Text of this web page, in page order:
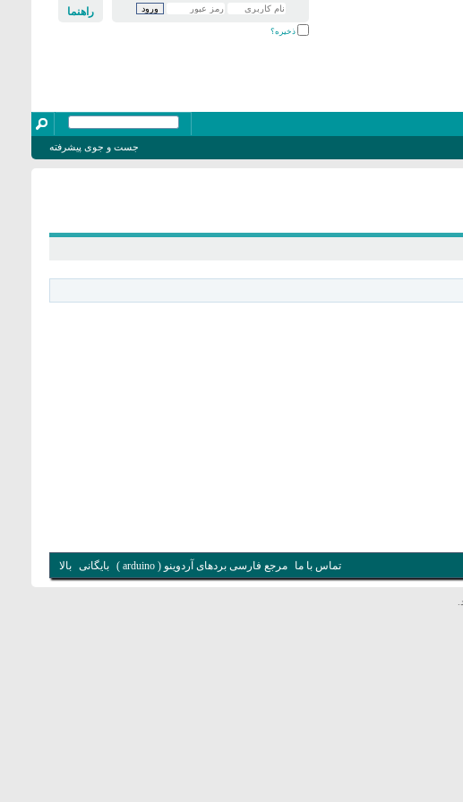
راهنما
ذخیره؟
جست و جوی پیشرفته
تماس با ما مرجع فارسی بردهای آردوینو ( arduino ) بایگانی بالا